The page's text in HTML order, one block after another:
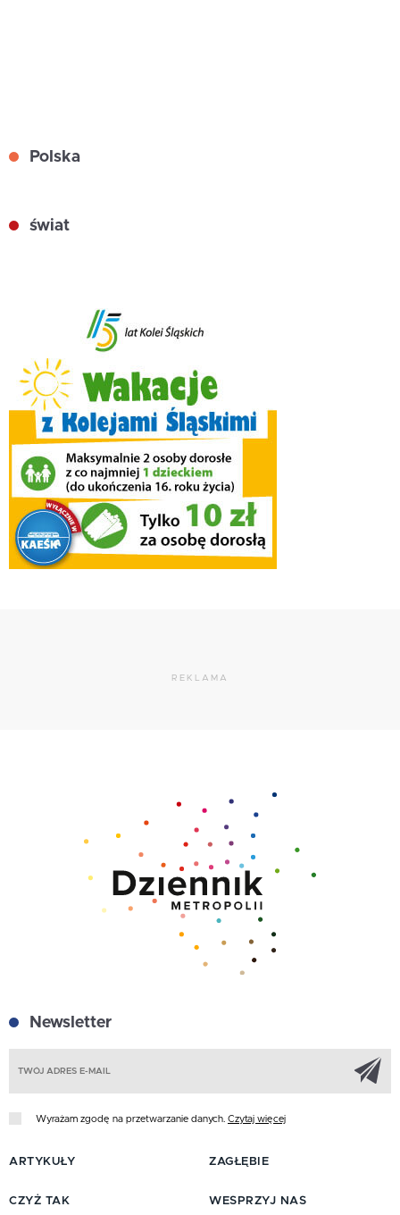
Polska
świat
REKLAMA
Newsletter
Wyrażam zgodę na przetwarzanie danych. Czytaj więcej
ARTYKUŁY
CZYŻ TAK
ZAGŁĘBIE
WESPRZYJ NAS